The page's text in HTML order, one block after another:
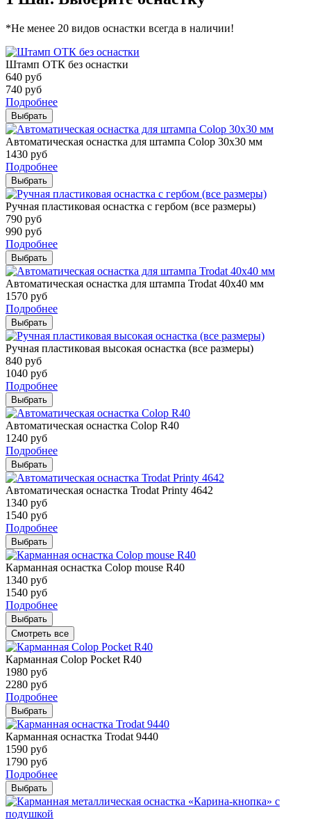
*Не менее 20 видов оснастки всегда в наличии!
Штамп ОТК без оснастки
640 руб
740 руб
Подробнее
Выбрать
Автоматическая оснастка для штампа Colop 30х30 мм
1430 руб
Подробнее
Выбрать
Ручная пластиковая оснастка с гербом (все размеры)
790 руб
990 руб
Подробнее
Выбрать
Автоматическая оснастка для штампа Trodat 40х40 мм
1570 руб
Подробнее
Выбрать
Ручная пластиковая высокая оснастка (все размеры)
840 руб
1040 руб
Подробнее
Выбрать
Автоматическая оснастка Colop R40
1240 руб
Подробнее
Выбрать
Автоматическая оснастка Trodat Printy 4642
1340 руб
1540 руб
Подробнее
Выбрать
Карманная оснастка Colop mouse R40
1340 руб
1540 руб
Подробнее
Выбрать
Смотреть все
Карманная Colop Pocket R40
1980 руб
2280 руб
Подробнее
Выбрать
Карманная оснастка Trodat 9440
1590 руб
1790 руб
Подробнее
Выбрать